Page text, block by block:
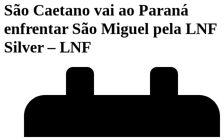
São Caetano vai ao Paraná
enfrentar São Miguel pela LNF
Silver – LNF